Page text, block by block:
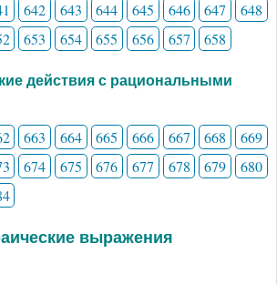
642 643 644 645 646 647
648
653 654 655 656 657 658
действия с рациональными
663 664 665 666 667 668
669
674 675 676 677 678 679
680
выражения